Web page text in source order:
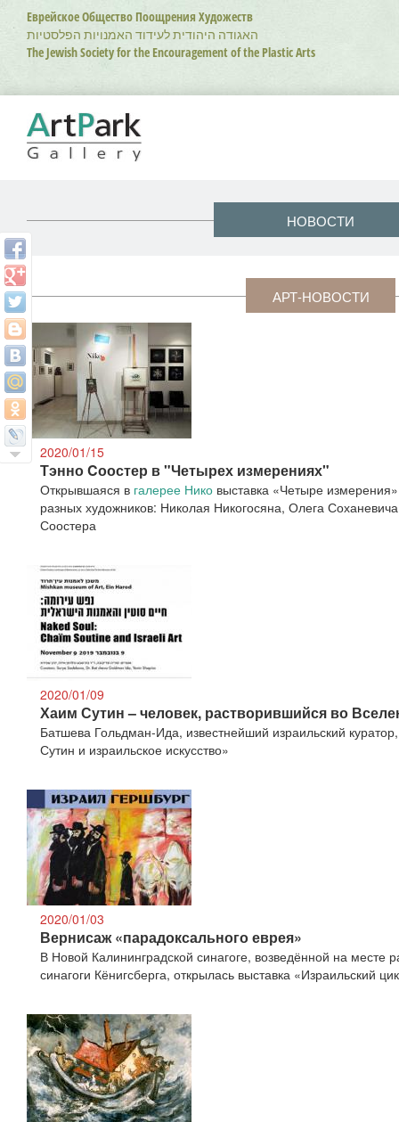
Перейти
основному
содержанию
Еврейское Общество Поощрения Художеств
האגודה היהודית לעידוד האמנויות הפלסטיות
The Jewish Society for the Encouragement of the Plastic Arts
НОВОСТИ
АРТ-НОВОСТИ
2020/01/15
Тэнно Cоостер в "Четырех измерениях"
Открывшаяся в галерее Нико выставка «Четыре
разных художников: Николая Никогосяна, Олега
Соостера
2020/01/09
Хаим Сутин – человек, растворившийся во
Батшева Гольдман-Ида, известнейший израильский
Сутин и израильское искусство»
2020/01/03
Вернисаж «парадоксального еврея»
В Новой Калининградской синагоге, возведённой на месте
синагоги Кёнигсберга, открылась выставка «Израильский